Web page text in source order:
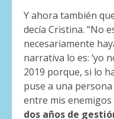
Y ahora también
decía Cristina. “No
necesariamente
narrativa lo es: ‘yo
2019 porque, si lo
puse a una
entre mis enemigos
dos años de